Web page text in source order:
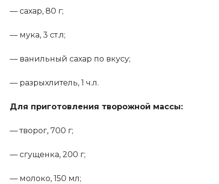
— сахар, 80 г;
— мука, 3 ст.л;
— ванильный сахар по вкусу;
— разрыхлитель, 1 ч.л.
Для приготовления творожной массы:
— творог, 700 г;
— сгущенка, 200 г;
— молоко, 150 мл;